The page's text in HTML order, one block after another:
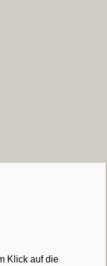
Klick auf die